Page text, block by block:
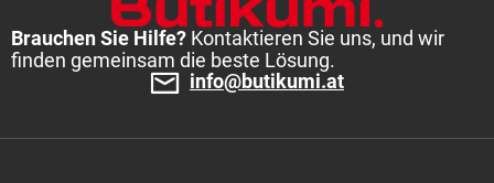
Brauchen Sie Hilfe? Kontaktieren Sie uns, und wir
finden gemeinsam die beste Lösung.
info@butikumi.at